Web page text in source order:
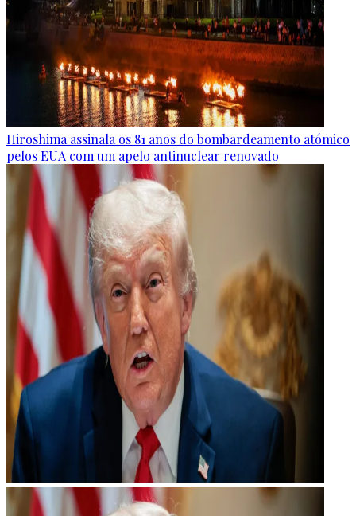
Hiroshima assinala os 81 anos do bombardeamento atómico
pelos EUA com um apelo antinuclear renovado